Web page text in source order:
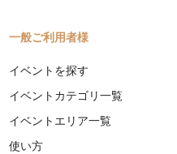
一般ご利用者様
イベントを探す
イベントカテゴリ一覧
イベントエリア一覧
使い方